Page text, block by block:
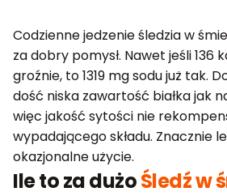
Codzienne jedzenie śledzia w
za dobry pomysł. Nawet jeśli 136
groźnie, to 1319 mg sodu już tak.
dość niska zawartość białka jak
więc jakość sytości nie
wypadającego składu. Znacznie
okazjonalne użycie.
Ile to za dużoŚledź w